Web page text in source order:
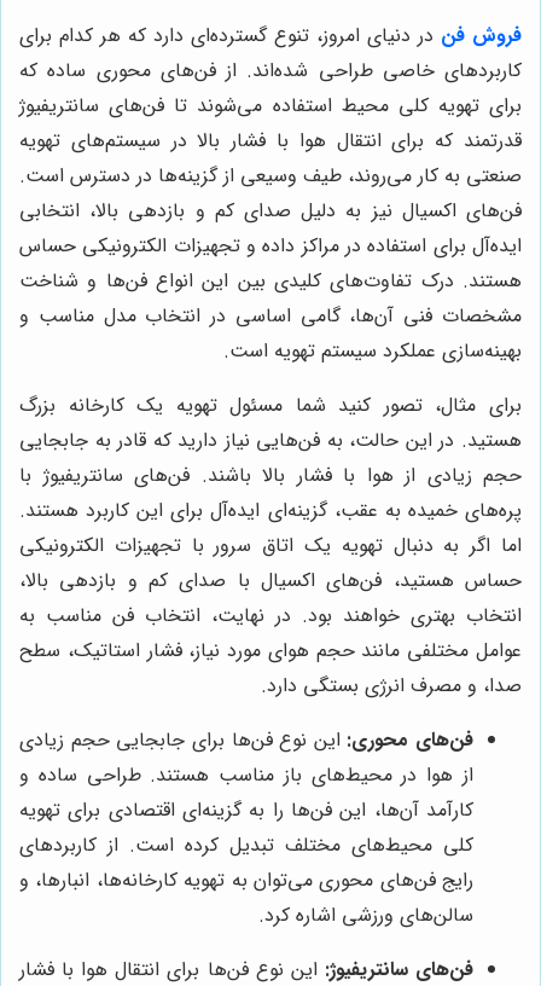
فروش فن در دنیای امروز، تنوع گسترده‌ای دارد که هر کدام برای
کاربردهای خاصی طراحی شده‌اند. از فن‌های محوری ساده که
برای تهویه کلی محیط استفاده می‌شوند تا فن‌های سانتریفیوژ
قدرتمند که برای انتقال هوا با فشار بالا در سیستم‌های تهویه
صنعتی به کار می‌روند، طیف وسیعی از گزینه‌ها در دسترس است.
فن‌های اکسیال نیز به دلیل صدای کم و بازدهی بالا، انتخابی
ایده‌آل برای استفاده در مراکز داده و تجهیزات الکترونیکی حساس
هستند. درک تفاوت‌های کلیدی بین این انواع فن‌ها و شناخت
مشخصات فنی آن‌ها، گامی اساسی در انتخاب مدل مناسب و
بهینه‌سازی عملکرد سیستم تهویه است.
برای مثال، تصور کنید شما مسئول تهویه یک کارخانه بزرگ
هستید. در این حالت، به فن‌هایی نیاز دارید که قادر به جابجایی
حجم زیادی از هوا با فشار بالا باشند. فن‌های سانتریفیوژ با
پره‌های خمیده به عقب، گزینه‌ای ایده‌آل برای این کاربرد هستند.
اما اگر به دنبال تهویه یک اتاق سرور با تجهیزات الکترونیکی
حساس هستید، فن‌های اکسیال با صدای کم و بازدهی بالا،
انتخاب بهتری خواهند بود. در نهایت، انتخاب فن مناسب به
عوامل مختلفی مانند حجم هوای مورد نیاز، فشار استاتیک، سطح
صدا، و مصرف انرژی بستگی دارد.
فن‌های محوری: این نوع فن‌ها برای جابجایی حجم زیادی
از هوا در محیط‌های باز مناسب هستند. طراحی ساده و
کارآمد آن‌ها، این فن‌ها را به گزینه‌ای اقتصادی برای تهویه
کلی محیط‌های مختلف تبدیل کرده است. از کاربردهای
رایج فن‌های محوری می‌توان به تهویه کارخانه‌ها، انبارها، و
سالن‌های ورزشی اشاره کرد.
فن‌های سانتریفیوژ: این نوع فن‌ها برای انتقال هوا با فشار